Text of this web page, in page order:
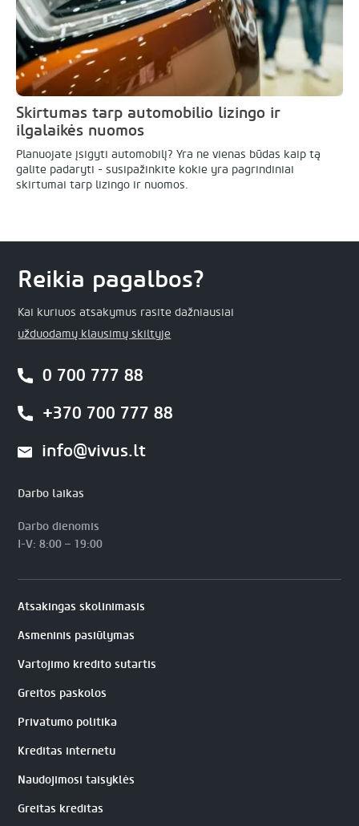
Skirtumas tarp automobilio lizingo ir
ilgalaikės nuomos
Planuojate įsigyti automobilį? Yra ne vienas būdas kaip tą
galite padaryti - susipažinkite kokie yra pagrindiniai
skirtumai tarp lizingo ir nuomos.
Reikia pagalbos?
Kai kuriuos atsakymus rasite dažniausiai
užduodamų klausimų skiltyje
0 700 777 88
+370 700 777 88
info@vivus.lt
Darbo laikas
Darbo dienomis
I-V: 8:00 – 19:00
Atsakingas skolinimasis
Asmeninis pasiūlymas
Vartojimo kredito sutartis
Greitos paskolos
Privatumo politika
Kreditas internetu
Naudojimosi taisyklės
Greitas kreditas